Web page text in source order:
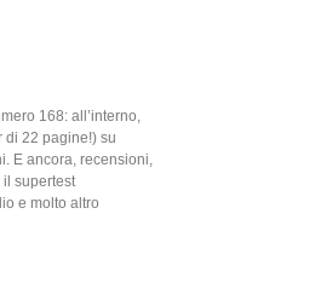
168: all’interno,
di 22 pagine!) su
E ancora, recensioni,
supertest
e molto altro